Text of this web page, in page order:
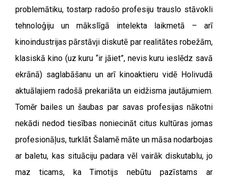
problemātiku, tostarp radošo profesiju trauslo stāvokli
tehnoloģiju un mākslīgā intelekta laikmetā – arī
kinoindustrijas pārstāvji diskutē par realitātes robežām,
klasiskā kino (uz kuru “ir jāiet”, nevis kuru ieslēdz savā
ekrānā) saglabāšanu un arī kinoaktieru vidē Holivudā
aktuālajiem radošā prekariāta un eidžisma jautājumiem.
Tomēr bailes un šaubas par savas profesijas nākotni
nekādi nedod tiesības noniecināt citus kultūras jomas
profesionāļus, turklāt Šalamē māte un māsa nodarbojas
ar baletu, kas situāciju padara vēl vairāk diskutablu, jo
maz ticams, ka Timotijs nebūtu pazīstams ar